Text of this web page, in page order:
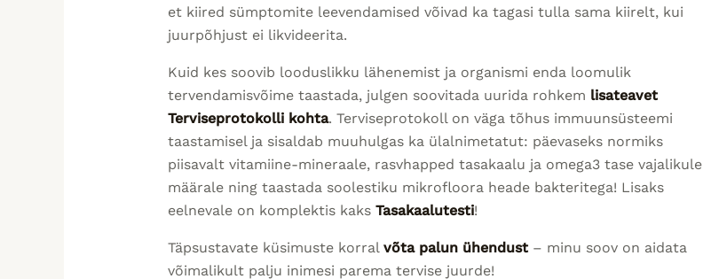
et kiired sümptomite leevendamised võivad ka tagasi tulla sama kiirelt, kui
juurpõhjust ei likvideerita.
Kuid kes soovib looduslikku lähenemist ja organismi enda loomulik
tervendamisvõime taastada, julgen soovitada uurida rohkem lisateavet
Terviseprotokolli kohta. Terviseprotokoll on väga tõhus immuunsüsteemi
taastamisel ja sisaldab muuhulgas ka ülalnimetatut: päevaseks normiks
piisavalt vitamiine-mineraale, rasvhapped tasakaalu ja omega3 tase vajalikule
määrale ning taastada soolestiku mikrofloora heade bakteritega! Lisaks
eelnevale on komplektis kaks Tasakaalutesti!
Täpsustavate küsimuste korral võta palun ühendust– minu soov on aidata
võimalikult palju inimesi parema tervise juurde!